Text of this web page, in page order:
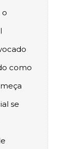
o
como
se